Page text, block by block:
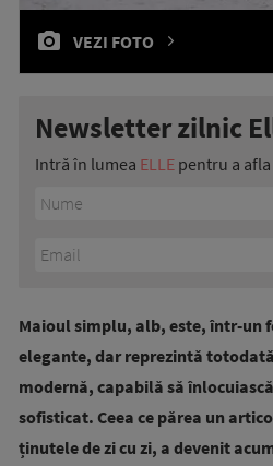
VEZI FOTO
Newsletter zilnic
Intră în lumea ELLE pentru a
Maioul simplu, alb, este, într-un
elegante, dar reprezintă
modernă, capabilă să
sofisticat. Ceea ce părea un
ținutele de zi cu zi, a devenit